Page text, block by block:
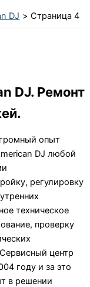
DJ Страница 4
DJ. Ремонт
опыт
DJ любой
регулировку
техническое
проверку
центр
году и за это
в решении